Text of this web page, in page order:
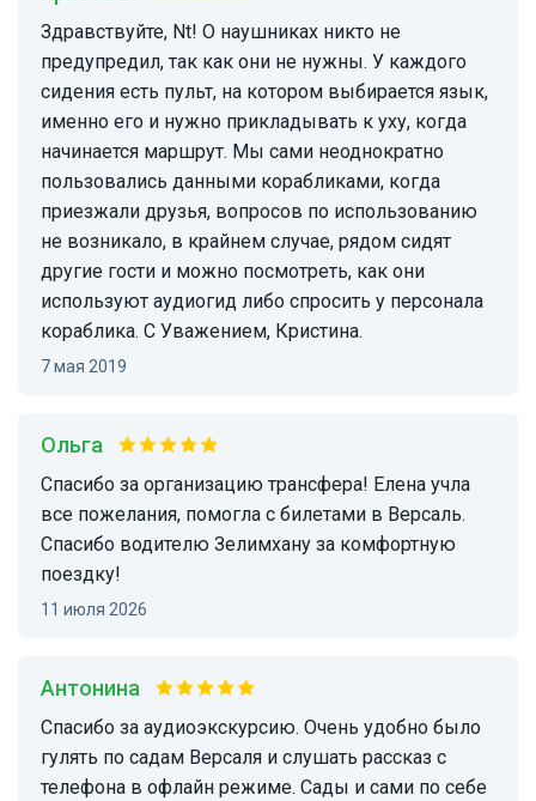
Здравствуйте, Nt! О наушниках никто не
предупредил, так как они не нужны. У каждого
сидения есть пульт, на котором выбирается язык,
именно его и нужно прикладывать к уху, когда
начинается маршрут. Мы сами неоднократно
пользовались данными корабликами, когда
приезжали друзья, вопросов по использованию
не возникало, в крайнем случае, рядом сидят
другие гости и можно посмотреть, как они
используют аудиогид либо спросить у персонала
кораблика. С Уважением, Кристина.
7 мая 2019
Ольга
Спасибо за организацию трансфера! Елена учла
все пожелания, помогла с билетами в Версаль.
Спасибо водителю Зелимхану за комфортную
поездку!
11 июля 2026
Антонина
Спасибо за аудиоэкскурсию. Очень удобно было
гулять по садам Версаля и слушать рассказ с
телефона в офлайн режиме. Сады и сами по себе